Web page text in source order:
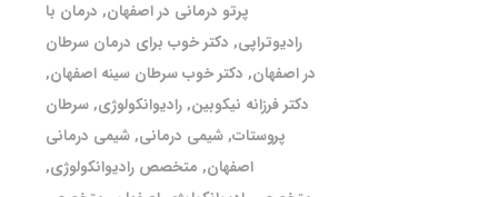
پرتو درمانی در اصفهان, درمان با
رادیوتراپی, دکتر خوب برای درمان سرطان
در اصفهان, دکتر خوب سرطان سینه اصفهان,
دکتر فرزانه نیکوبین,رادیوانکولوژی,سرطان
پروستات,شیمی درمانی,شیمی درمانی
اصفهان, متخصص رادیوانکولوژی,